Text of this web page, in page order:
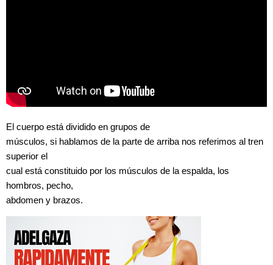
El cuerpo está dividido en grupos de
músculos, si hablamos de la parte de arriba nos referimos al tren
superior el
cual está constituido por los músculos de la espalda, los
hombros, pecho,
abdomen y brazos.